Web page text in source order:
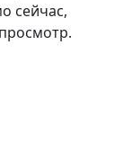
сейчас,